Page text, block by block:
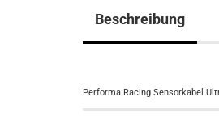
Beschreibung
Performa Racing Sensorkabel